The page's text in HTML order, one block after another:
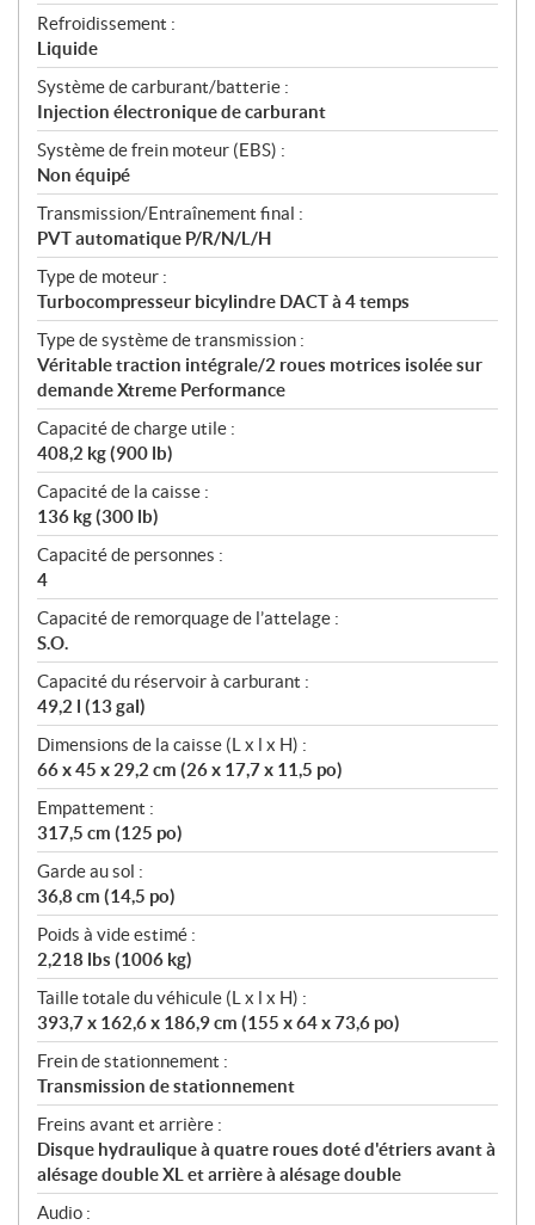
Refroidissement :
Liquide
Système de carburant/batterie :
Injection électronique de carburant
Système de frein moteur (EBS) :
Non équipé
Transmission/Entraînement final :
PVT automatique P/R/N/L/H
Type de moteur :
Turbocompresseur bicylindre DACT à 4 temps
Type de système de transmission :
Véritable traction intégrale/2 roues motrices isolée sur
demande Xtreme Performance
Capacité de charge utile :
408,2 kg (900 lb)
Capacité de la caisse :
136 kg (300 lb)
Capacité de personnes :
4
Capacité de remorquage de l’attelage :
S.O.
Capacité du réservoir à carburant :
49,2 l (13 gal)
Dimensions de la caisse (L x l x H) :
66 x 45 x 29,2 cm (26 x 17,7 x 11,5 po)
Empattement :
317,5 cm (125 po)
Garde au sol :
36,8 cm (14,5 po)
Poids à vide estimé :
2,218 lbs (1006 kg)
Taille totale du véhicule (L x l x H) :
393,7 x 162,6 x 186,9 cm (155 x 64 x 73,6 po)
Frein de stationnement :
Transmission de stationnement
Freins avant et arrière :
Disque hydraulique à quatre roues doté d'étriers avant à
alésage double XL et arrière à alésage double
Audio :